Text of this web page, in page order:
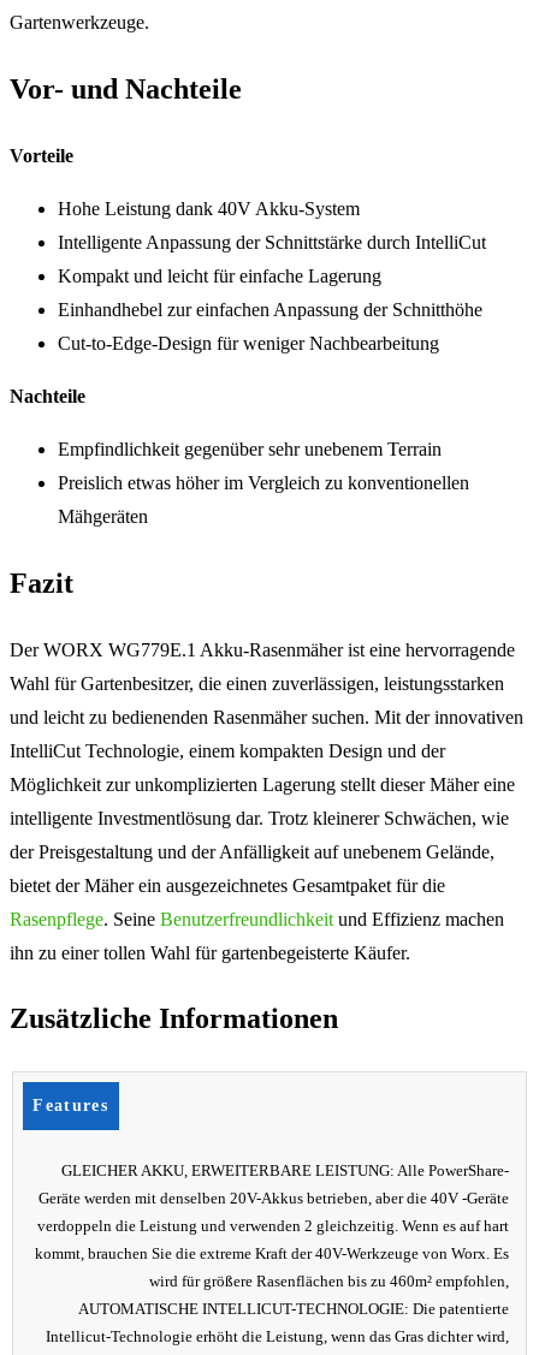
Gartenwerkzeuge.
Vor- und Nachteile
Vorteile
Hohe Leistung dank 40V Akku-System
Intelligente Anpassung der Schnittstärke durch IntelliCut
Kompakt und leicht für einfache Lagerung
Einhandhebel zur einfachen Anpassung der Schnitthöhe
Cut-to-Edge-Design für weniger Nachbearbeitung
Nachteile
Empfindlichkeit gegenüber sehr unebenem Terrain
Preislich etwas höher im Vergleich zu konventionellen
Mähgeräten
Fazit
Der WORX WG779E.1 Akku-Rasenmäher ist eine hervorragende
Wahl für Gartenbesitzer, die einen zuverlässigen, leistungsstarken
und leicht zu bedienenden Rasenmäher suchen. Mit der innovativen
IntelliCut Technologie, einem kompakten Design und der
Möglichkeit zur unkomplizierten Lagerung stellt dieser Mäher eine
intelligente Investmentlösung dar. Trotz kleinerer Schwächen, wie
der Preisgestaltung und der Anfälligkeit auf unebenem Gelände,
bietet der Mäher ein ausgezeichnetes Gesamtpaket für die
Rasenpflege. Seine Benutzerfreundlichkeit und Effizienz machen
ihn zu einer tollen Wahl für gartenbegeisterte Käufer.
Zusätzliche Informationen
Features
GLEICHER AKKU, ERWEITERBARE LEISTUNG: Alle PowerShare-
Geräte werden mit denselben 20V-Akkus betrieben, aber die 40V -Geräte
verdoppeln die Leistung und verwenden 2 gleichzeitig. Wenn es auf hart
kommt, brauchen Sie die extreme Kraft der 40V-Werkzeuge von Worx. Es
wird für größere Rasenflächen bis zu 460m² empfohlen,
AUTOMATISCHE INTELLICUT-TECHNOLOGIE: Die patentierte
Intellicut-Technologie erhöht die Leistung, wenn das Gras dichter wird,